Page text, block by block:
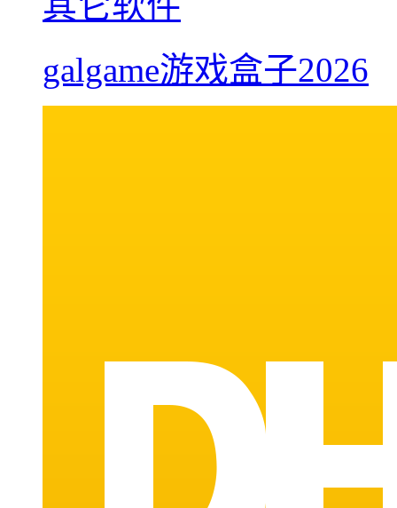
galgame游戏盒子2026